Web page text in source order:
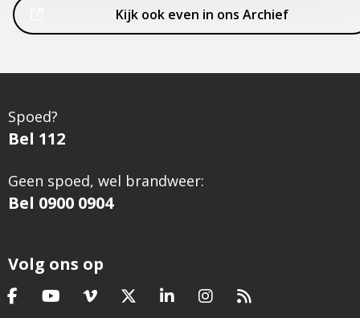
is
externe
Kijk ook even in ons Archief
Spoed?
Bel 112
Geen spoed, wel brandweer:
Bel 0900 0904
Volg ons op
BezoekBezoek Bezoek Bezoek Bezoek Bezoek Bezoek